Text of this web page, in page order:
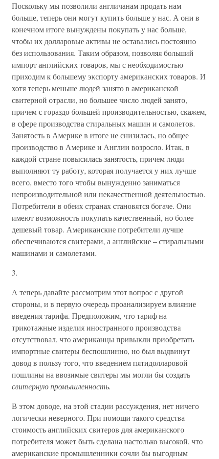
Поскольку мы позволили англичанам продать нам
больше, теперь они могут купить больше у нас. А они в
конечном итоге вынуждены покупать у нас больше,
чтобы их долларовые активы не оставались постоянно
без использования. Таким образом, позволяя больший
импорт английских товаров, мы с необходимостью
приходим к большему экспорту американских товаров. И
хотя теперь меньше людей занято в американской
свитерной отрасли, но большее число людей занято,
причем с гораздо большей производительностью, скажем,
в сфере производства стиральных машин и самолетов.
Занятость в Америке в итоге не снизилась, но общее
производство в Америке и Англии возросло. Итак, в
каждой стране повысилась занятость, причем люди
выполняют ту работу, которая получается у них лучше
всего, вместо того чтобы вынужденно заниматься
непроизводительной или некачественной деятельностью.
Потребители в обеих странах становятся богаче. Они
имеют возможность покупать качественный, но более
дешевый товар. Американские потребители лучше
обеспечиваются свитерами, а английские – стиральными
машинами и самолетами.
3.
А теперь давайте рассмотрим этот вопрос с другой
стороны, и в первую очередь проанализируем влияние
введения тарифа. Предположим, что тариф на
трикотажные изделия иностранного производства
отсутствовал, что американцы привыкли приобретать
импортные свитеры беспошлинно, но был выдвинут
довод в пользу того, что введением пятидолларовой
пошлины на ввозимые свитеры мы могли бы создать
свитерную промышленность.
В этом доводе, на этой стадии рассуждения, нет ничего
логически неверного. При помощи такого средства
стоимость английских свитеров для американского
потребителя может быть сделана настолько высокой, что
американские промышленники сочли бы выгодным